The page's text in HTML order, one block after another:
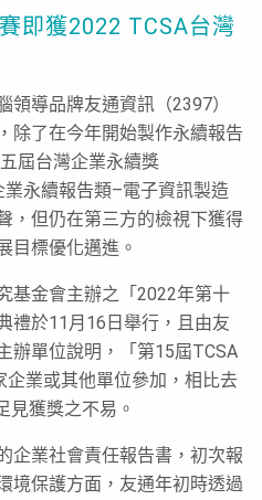
即獲2022 TCSA台灣
導品牌友通資訊（2397）
除了在今年開始製作永續報告
屆台灣企業永續獎
業永續報告類–電子資訊製造
，但仍在第三方的檢視下獲得
目標優化邁進。
基金會主辦之「2022年第十
禮於11月16日舉行，且由友
辦單位說明，「第15屆TCSA
業或其他單位參加，相比去
見獲獎之不易。
企業社會責任報告書，初次報
境保護方面，友通年初時透過